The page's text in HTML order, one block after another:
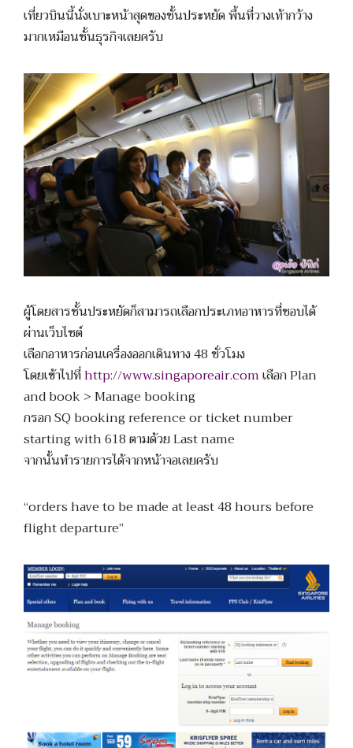
เที่ยวบินนี้นั่งเบาะหน้าสุดของชั้นประหยัด พื้นที่วางเท้ากว้าง
มากเหมือนชั้นธุรกิจเลยครับ
ผู้โดยสารชั้นประหยัดก็สามารถเลือกประเภทอาหารที่ชอบได้
ผ่านเว็บไซต์
เลือกอาหารก่อนเครื่องออกเดินทาง 48 ชั่วโมง
โดยเข้าไปที่http://www.singaporeair.comเลือก Plan
and book > Manage booking
กรอก SQ booking reference or ticket number
starting with 618 ตามด้วย Last name
จากนั้นทำรายการได้จากหน้าจอเลยครับ
“orders have to be made at least 48 hours before
flight departure”